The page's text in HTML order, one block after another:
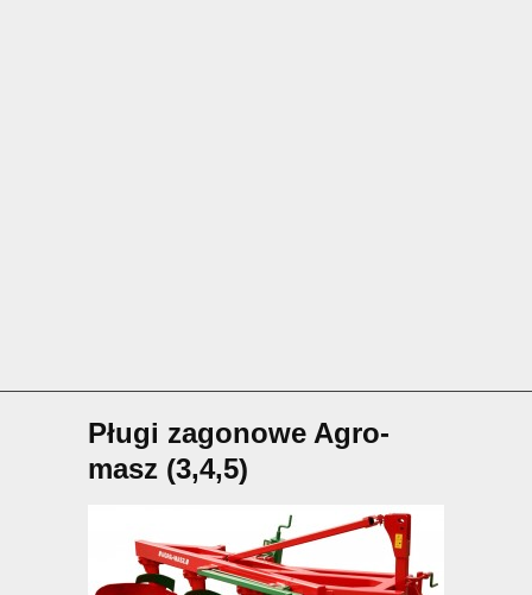
Pługi zagonowe Agro-
masz (3,4,5)